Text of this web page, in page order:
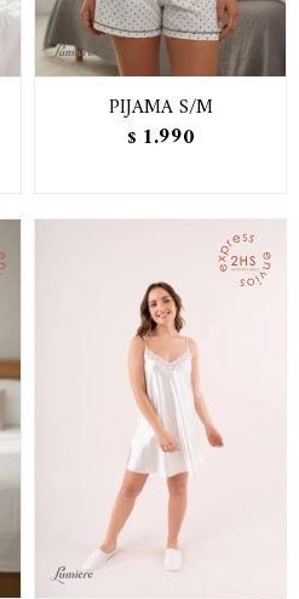
PIJAMA S/M
$ 1.990